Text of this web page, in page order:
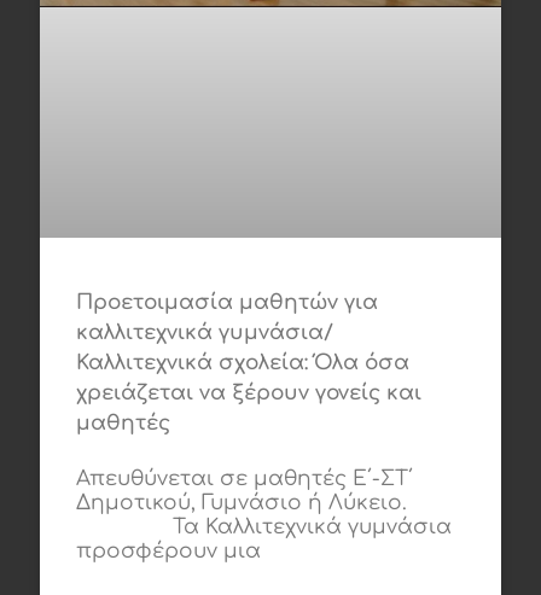
Προετοιμασία μαθητών για
καλλιτεχνικά γυμνάσια/
Καλλιτεχνικά σχολεία: Όλα όσα
χρειάζεται να ξέρουν γονείς και
μαθητές
Απευθύνεται σε μαθητές Ε΄-ΣΤ΄
Δημοτικού, Γυμνάσιο ή Λύκειο.
Τα Καλλιτεχνικά γυμνάσια
προσφέρουν μια